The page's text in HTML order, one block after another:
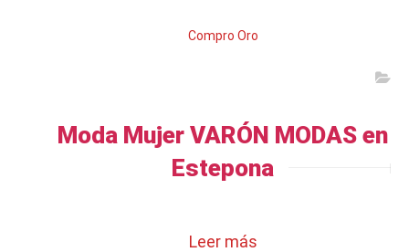
Compro Oro
Moda Mujer VARÓN MODAS en
Estepona
Leer más